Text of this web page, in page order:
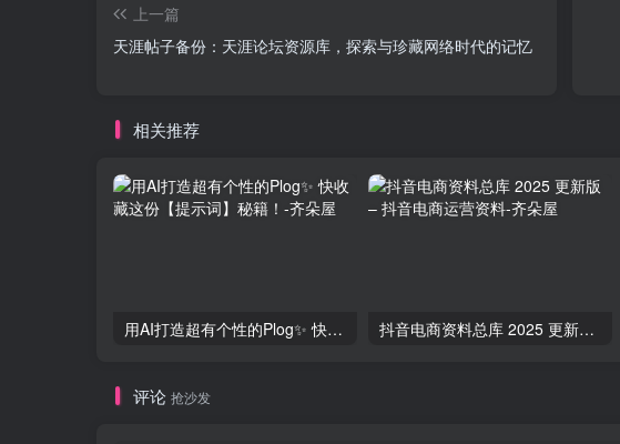
上一篇
天涯帖子备份：天涯论坛资源库，探索与珍藏网络时代的记忆
相关推荐
用AI打造超有个性的Plog✨ 快收藏这份【提示词】秘籍！ 抖音电商资料总库 2025 更新版 – 抖音电商运营资料
评论 抢沙发